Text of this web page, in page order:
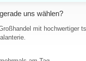
uns wählen?
mit hochwertiger